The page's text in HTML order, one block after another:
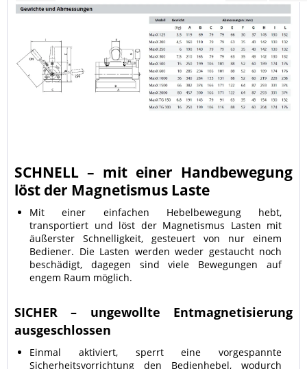
SCHNELL – mit einer Handbewegung
löst der Magnetismus Laste
Mit einer einfachen Hebelbewegung hebt,
transportiert und löst der Magnetismus Lasten mit
äußerster Schnelligkeit, gesteuert von nur einem
Bediener. Die Lasten werden weder gestaucht noch
beschädigt, dagegen sind viele Bewegungen auf
engem Raum möglich.
SICHER – ungewollte Entmagnetisierung
ausgeschlossen
Einmal aktiviert, sperrt eine vorgespannte
Sicherheitsvorrichtung den Bedienhebel, wodurch